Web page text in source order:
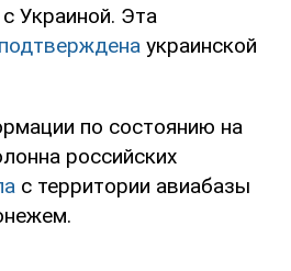
с Украиной. Эта
подтверждена украинской
по состоянию на
российских
с территории авиабазы